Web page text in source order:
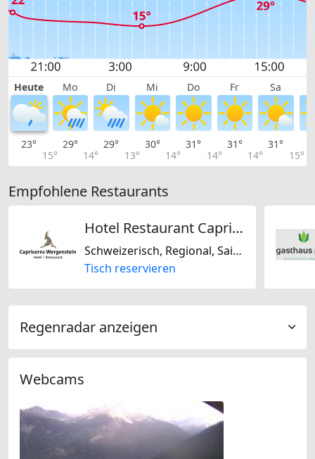
Heute Mo Di Mi Do Fr Sa
23°
15°
29°
14°
29°
13°
30°
14°
31°
14°
31°
14°
31°
15°
Empfohlene Restaurants
Hotel Restaurant Capricorns
Schweizerisch, Regional, Saisonal, Biogerichte, Glutenfrei, Laktosefrei, Mitteleuropäisch, Europäisch
Tisch reservieren
Regenradar anzeigen
Webcams